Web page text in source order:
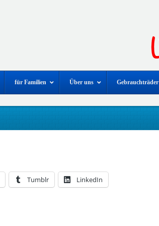
für Familien Über uns Gebrauchträder
Tumblr LinkedIn